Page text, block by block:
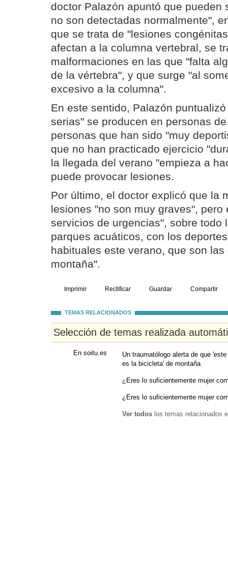
doctor Palazón apuntó que pueden
no son detectadas normalmente",
que se trata de "lesiones
afectan a la columna vertebral, se
malformaciones en las que "falta
de la vértebra", y que surge "al
excesivo a la columna".
En este sentido, Palazón
serias" se producen en personas
personas que han sido "muy
que no han practicado ejercicio
la llegada del verano "empieza a
puede provocar lesiones.
Por último, el doctor explicó que la
lesiones "no son muy graves", pero
servicios de urgencias", sobre todo
parques acuáticos, con los
habituales este verano, que son
montaña".
Imprimir Rectificar Guardar Compartir
TEMAS RELACIONADOS
Selección de temas realizada
En soitu.es
Un traumatólogo alerta de que
es la bicicleta' de montaña
¿Eres lo suficientemente mujer
¿Eres lo suficientemente mujer
Ver todos los temas relacionados